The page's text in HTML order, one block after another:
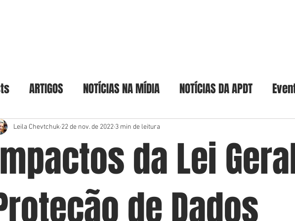
ARTIGOS NOTÍCIAS NA MÍDIA NOTÍCIAS DA APDT
da Lei
de Dados
Leila Chevtchuk 22 de nov. de 2022 3 min de leitura